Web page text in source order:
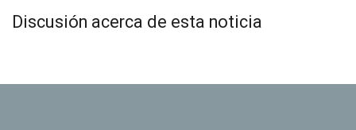
Discusión acerca de esta noticia